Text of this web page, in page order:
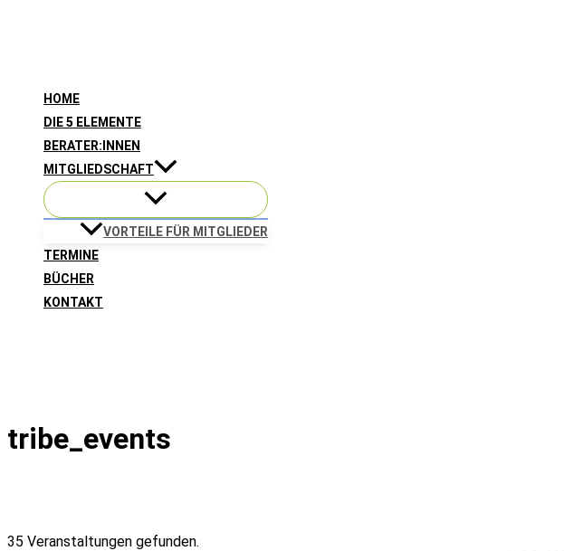
HOME
DIE 5 ELEMENTE
BERATER:INNEN
MITGLIEDSCHAFT
VORTEILE FÜR MITGLIEDER
TERMINE
BÜCHER
KONTAKT
tribe_events
35 Veranstaltungen gefunden.